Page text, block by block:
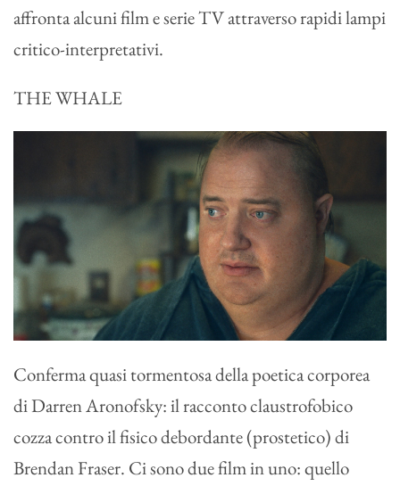
affronta alcuni film e serie TV attraverso rapidi lampi
critico-interpretativi.
THE WHALE
Conferma quasi tormentosa della poetica corporea
di Darren Aronofsky: il racconto claustrofobico
cozza contro il fisico debordante (prostetico) di
Brendan Fraser. Ci sono due film in uno: quello